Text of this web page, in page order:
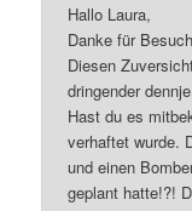
Hallo Laura,
Danke für
Diesen
dringender
Hast du es
verhaftet wurde.
und einen
geplant hatte!?!